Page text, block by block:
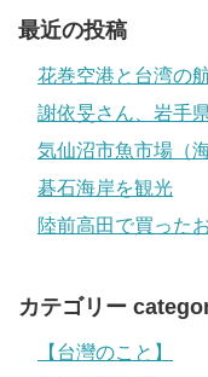
最近の投稿
花巻空港と台湾の
謝依旻さん、岩手
気仙沼市魚市場（
碁石海岸を観光
陸前高田で買った
カテゴリー
【台灣のこと】